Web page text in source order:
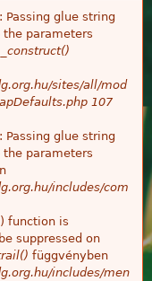
Passing glue string
parameters
sites/all/mod
107
Passing glue string
parameters
includes/com
function is
suppressed on
függvényben
includes/men